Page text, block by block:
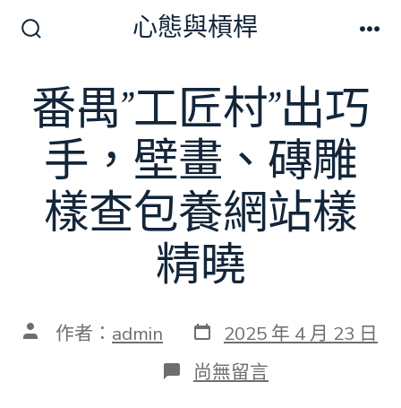
切
換
開
關
心態與槓桿
番禺”工匠村”出巧
手，壁畫、磚雕
樣查包養網站樣
精曉
文 作者： admin 發
表
日
期
2025 年 4 月 23 日
在
〈番
尚無留言